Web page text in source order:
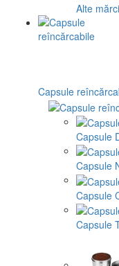
Alte
Capsule
Capsule
Capsule
Capsule
Capsule